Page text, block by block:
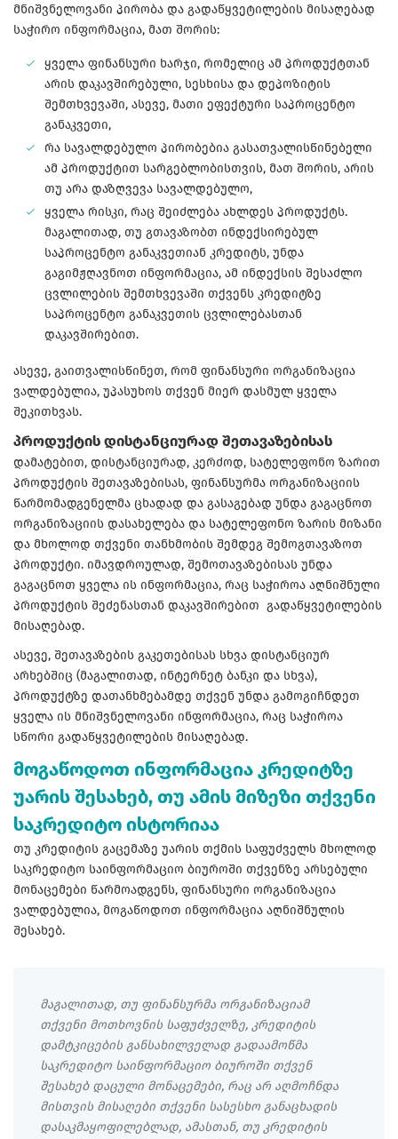
მნიშვნელოვანი პირობა და გადაწყვეტილების მისაღებად
საჭირო ინფორმაცია, მათ შორის:
ყველა ფინანსური ხარჯი, რომელიც ამ პროდუქტთან
არის დაკავშირებული, სესხისა და დეპოზიტის
შემთხვევაში, ასევე, მათი ეფექტური საპროცენტო
განაკვეთი,
რა სავალდებულო პირობებია გასათვალისწინებელი
ამ პროდუქტით სარგებლობისთვის, მათ შორის, არის
თუ არა დაზღვევა სავალდებულო,
ყველა რისკი, რაც შეიძლება ახლდეს პროდუქტს.
მაგალითად, თუ გთავაზობთ ინდექსირებულ
საპროცენტო განაკვეთიან კრედიტს, უნდა
გაგიმჟღავნოთ ინფორმაცია, ამ ინდექსის შესაძლო
ცვლილების შემთხვევაში თქვენს კრედიტზე
საპროცენტო განაკვეთის ცვლილებასთან
დაკავშირებით.
ასევე, გაითვალისწინეთ, რომ ფინანსური ორგანიზაცია
ვალდებულია, უპასუხოს თქვენ მიერ დასმულ ყველა
შეკითხვას.
პროდუქტის დისტანციურად შეთავაზებისას
დამატებით, დისტანციურად, კერძოდ, სატელეფონო ზარით
პროდუქტის შეთავაზებისას, ფინანსურმა ორგანიზაციის
წარმომადგენელმა ცხადად და გასაგებად უნდა გაგაცნოთ
ორგანიზაციის დასახელება და სატელეფონო ზარის მიზანი
და მხოლოდ თქვენი თანხმობის შემდეგ შემოგთავაზოთ
პროდუქტი. იმავდროულად, შემოთავაზებისას უნდა
გაგაცნოთ ყველა ის ინფორმაცია, რაც საჭიროა აღნიშნული
პროდუქტის შეძენასთან დაკავშირებით გადაწყვეტილების
მისაღებად.
ასევე, შეთავაზების გაკეთებისას სხვა დისტანციურ
არხებშიც (მაგალითად, ინტერნეტ ბანკი და სხვა),
პროდუქტზე დათანხმებამდე თქვენ უნდა გამოგიჩნდეთ
ყველა ის მნიშვნელოვანი ინფორმაცია, რაც საჭიროა
სწორი გადაწყვეტილების მისაღებად.
მოგაწოდოთ ინფორმაცია კრედიტზე
უარის შესახებ, თუ ამის მიზეზი თქვენი
საკრედიტო ისტორიაა
თუ კრედიტის გაცემაზე უარის თქმის საფუძველს მხოლოდ
საკრედიტო საინფორმაციო ბიუროში თქვენზე არსებული
მონაცემები წარმოადგენს, ფინანსური ორგანიზაცია
ვალდებულია, მოგაწოდოთ ინფორმაცია აღნიშნულის
შესახებ.
მაგალითად, თუ ფინანსურმა ორგანიზაციამ
თქვენი მოთხოვნის საფუძველზე, კრედიტის
დამტკიცების განსახილველად გადაამოწმა
საკრედიტო საინფორმაციო ბიუროში თქვენ
შესახებ დაცული მონაცემები, რაც არ აღმოჩნდა
მისთვის მისაღები თქვენი სასესხო განაცხადის
დასაკმაყოფილებლად, ამასთან, თუ კრედიტის